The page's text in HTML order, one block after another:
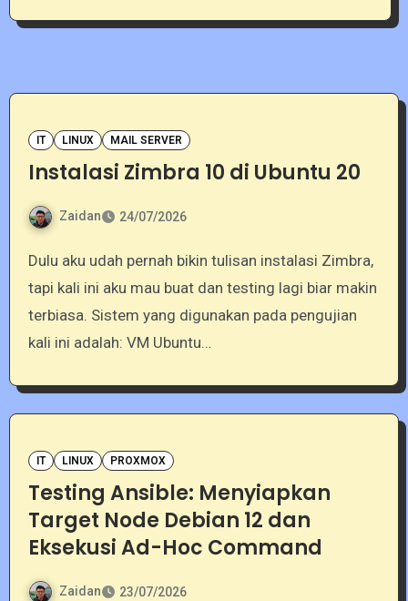
IT LINUX MAIL SERVER
Instalasi Zimbra 10 di Ubuntu 20
Zaidan 24/07/2026
Dulu aku udah pernah bikin tulisan instalasi Zimbra,
tapi kali ini aku mau buat dan testing lagi biar makin
terbiasa. Sistem yang digunakan pada pengujian
kali ini adalah: VM Ubuntu…
IT LINUX PROXMOX
Testing Ansible: Menyiapkan
Target Node Debian 12 dan
Eksekusi Ad-Hoc Command
Zaidan 23/07/2026